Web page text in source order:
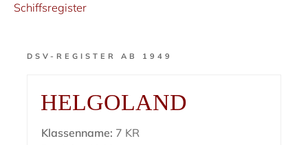
Schiffsregister
DSV-REGISTER AB 1949
HELGOLAND
Klassenname: 7 KR